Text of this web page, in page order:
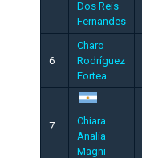
Dos Reis
Fernandes
6
Charo
Rodríguez
Fortea
7
Chiara
Analia
Magni